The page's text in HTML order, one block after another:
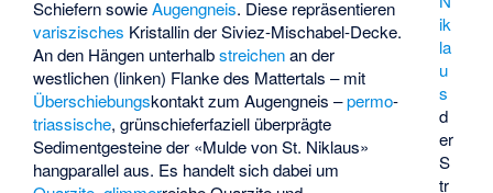
ik
la
u
s
d
er
S
tr
Schiefern sowieAugengneis. Diese repräsentieren
variszisches Kristallin der Siviez-Mischabel-Decke.
An den Hängen unterhalbstreichenan der
westlichen (linken) Flanke des Mattertals – mit
Überschiebungs­kontakt zum Augengneis –permo-
triassische, grünschieferfaziell überprägte
Sedimentgesteine der «Mulde von St. Niklaus»
hangparallel aus. Es handelt sich dabei um